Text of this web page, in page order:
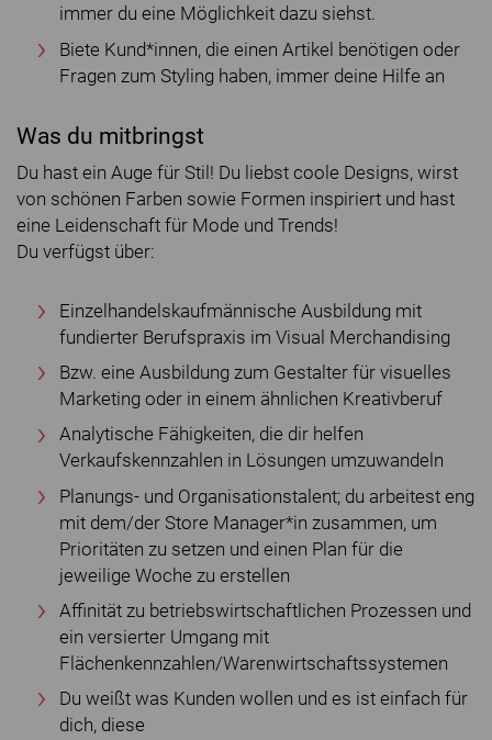
immer du eine Möglichkeit dazu siehst.
Biete Kund*innen, die einen Artikel benötigen oder
Fragen zum Styling haben, immer deine Hilfe an
Was du mitbringst
Du hast ein Auge für Stil! Du liebst coole Designs, wirst
von schönen Farben sowie Formen inspiriert und hast
eine Leidenschaft für Mode und Trends!
Du verfügst über:
Einzelhandelskaufmännische Ausbildung mit
fundierter Berufspraxis im Visual Merchandising
Bzw. eine Ausbildung zum Gestalter für visuelles
Marketing oder in einem ähnlichen Kreativberuf
Analytische Fähigkeiten, die dir helfen
Verkaufskennzahlen in Lösungen umzuwandeln
Planungs- und Organisationstalent; du arbeitest eng
mit dem/der Store Manager*in zusammen, um
Prioritäten zu setzen und einen Plan für die
jeweilige Woche zu erstellen
Affinität zu betriebswirtschaftlichen Prozessen und
ein versierter Umgang mit
Flächenkennzahlen/Warenwirtschaftssystemen
Du weißt was Kunden wollen und es ist einfach für
dich, diese